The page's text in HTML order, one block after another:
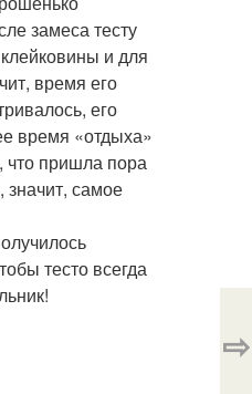
замеса тесту
и для
время его
его
время «отдыха»
что пришла пора
значит, самое
тесто всегда
⇨